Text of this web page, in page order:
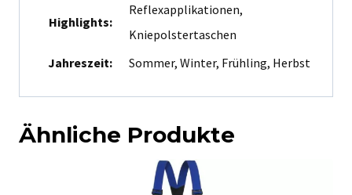
Highlights:
Reflexapplikationen,
Kniepolstertaschen
Jahreszeit:
Sommer, Winter, Frühling, Herbst
Ähnliche Produkte